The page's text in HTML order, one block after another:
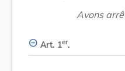
Avons
Art. 1er.